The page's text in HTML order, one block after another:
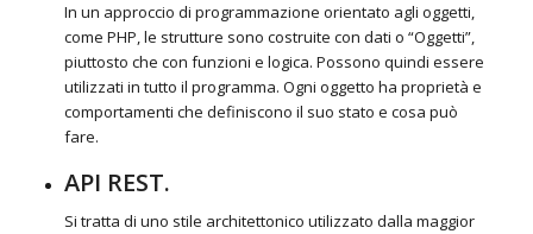
In un approccio di programmazione orientato agli oggetti,
come PHP, le strutture sono costruite con dati o “Oggetti”,
piuttosto che con funzioni e logica. Possono quindi essere
utilizzati in tutto il programma. Ogni oggetto ha proprietà e
comportamenti che definiscono il suo stato e cosa può
fare.
API REST.
Si tratta di uno stile architettonico utilizzato dalla maggior